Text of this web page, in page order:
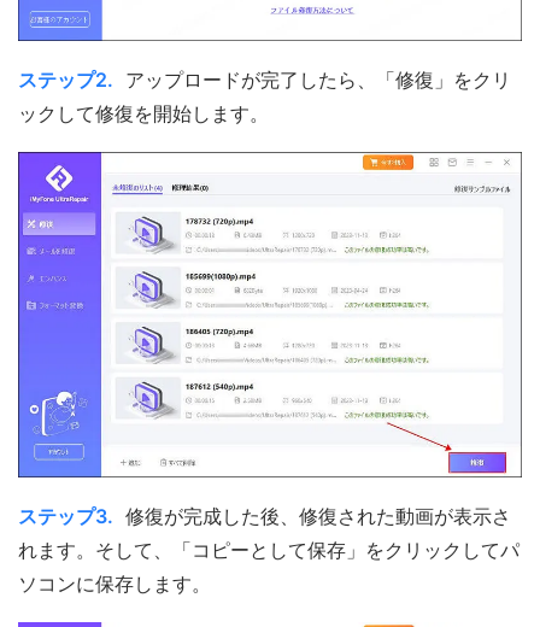
ステップ2. アップロードが完了したら、「修復」をクリ
ックして修復を開始します。
ステップ3. 修復が完成した後、修復された動画が表示さ
れます。そして、「コピーとして保存」をクリックしてパ
ソコンに保存します。